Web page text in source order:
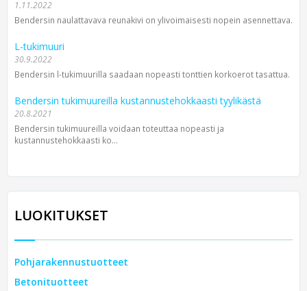
1.11.2022
Bendersin naulattavava reunakivi on ylivoimaisesti nopein asennettava.
L-tukimuuri
30.9.2022
Bendersin l-tukimuurilla saadaan nopeasti tonttien korkoerot tasattua.
Bendersin tukimuureilla kustannustehokkaasti tyylikästä
20.8.2021
Bendersin tukimuureilla voidaan toteuttaa nopeasti ja
kustannustehokkaasti ko...
LUOKITUKSET
Pohjarakennustuotteet
Betonituotteet